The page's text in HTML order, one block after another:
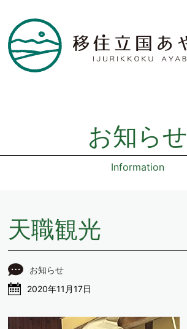
お知らせ
Information
天職観光
お知らせ
2020年11月17日